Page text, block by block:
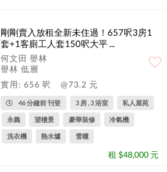
剛剛賣入放租全新未住過！657呎3房1
套+1客廁工人套150呎大平 ...
何文田 譽林
譽林 低層
實用: 656 呎
@73.2 元
46 分鐘前 刊登 3 房 , 3 浴室 私人屋苑
永義 望樓景 豪華裝修 冷氣機
洗衣機 熱水爐 雪櫃
租 $48,000 元